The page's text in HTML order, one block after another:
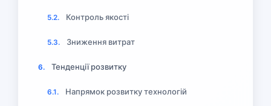
5.2. Контроль якості
5.3. Зниження витрат
6. Тенденції розвитку
6.1. Напрямок розвитку технологій